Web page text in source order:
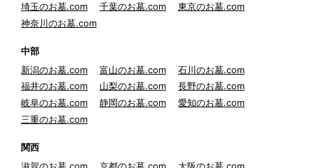
埼玉のお墓.com
千葉のお墓.com
東京のお墓.com
神奈川のお墓.com
中部
新潟のお墓.com
富山のお墓.com
石川のお墓.com
福井のお墓.com
山梨のお墓.com
長野のお墓.com
岐阜のお墓.com
静岡のお墓.com
愛知のお墓.com
三重のお墓.com
関西
滋賀のお墓.com
京都のお墓.com
大阪のお墓.com